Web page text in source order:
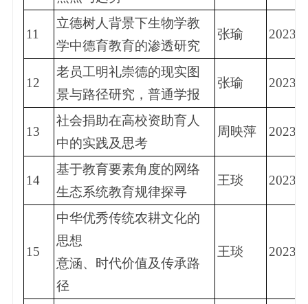
11
立德树人背景下生物学教
学中德育教育的渗透研究
张瑜 2023.1
12
老员工明礼崇德的现实图
景与路径研究，普通学报
张瑜 2023.6
13
社会捐助在高校资助育人
中的实践及思考
周映萍 2023.2
14
基于教育要素角度的网络
生态系统教育规律探寻
王琰 2023.6
15
中华优秀传统农耕文化的
思想
意涵、时代价值及传承路
径
王琰